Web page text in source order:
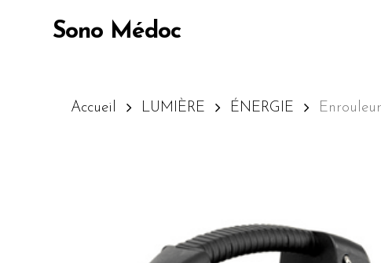
Sono Médoc
Accueil LUMIÈRE ÉNERGIE